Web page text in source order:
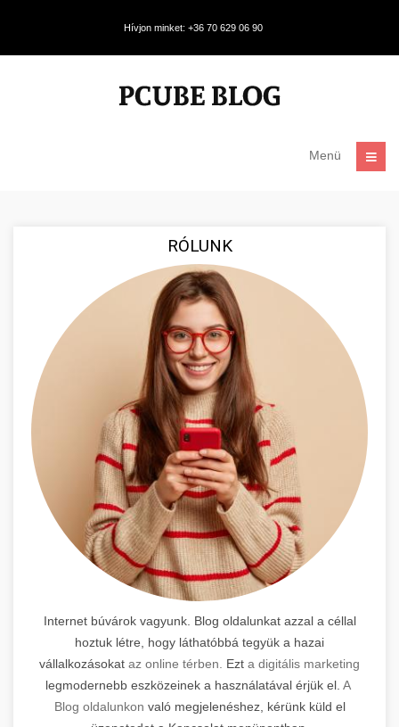
Hívjon minket: +36 70 629 06 90
Menü
RÓLUNK
Internet búvárok vagyunk. Blog oldalunkat azzal a céllal
hoztuk létre, hogy láthatóbbá tegyük a hazai
vállalkozásokat az online térben. Ezt a digitális marketing
legmodernebb eszközeinek a használatával érjük el. A
Blog oldalunkon való megjelenéshez, kérünk küld el